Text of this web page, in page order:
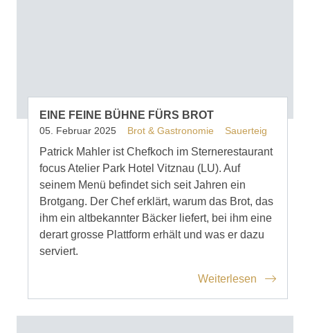
EINE FEINE BÜHNE FÜRS BROT
05. Februar 2025 Brot & Gastronomie Sauerteig
Patrick Mahler ist Chefkoch im Sternerestaurant
focus Atelier Park Hotel Vitznau (LU). Auf
seinem Menü befindet sich seit Jahren ein
Brotgang. Der Chef erklärt, warum das Brot, das
ihm ein altbekannter Bäcker liefert, bei ihm eine
derart grosse Plattform erhält und was er dazu
serviert.
Weiterlesen